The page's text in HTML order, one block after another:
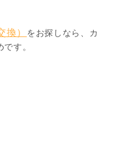
）
をお探しなら、カ
す。